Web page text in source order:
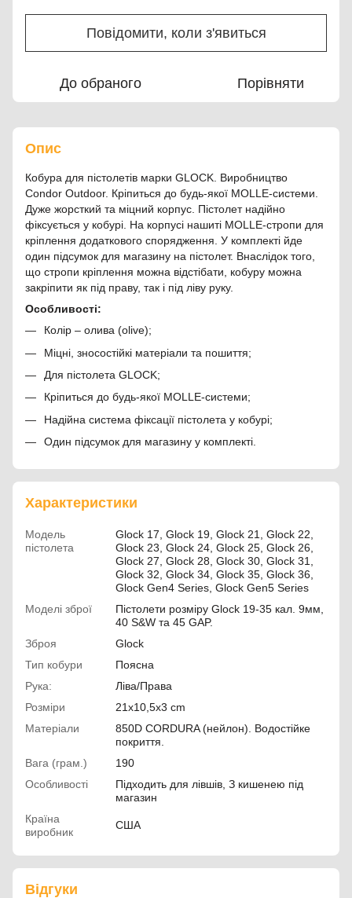
Повідомити, коли з'явиться
До обраного Порівняти
Опис
Кобура для пістолетів марки GLOCK. Виробництво
Condor Outdoor. Кріпиться до будь-якої MOLLE-системи.
Дуже жорсткий та міцний корпус. Пістолет надійно
фіксується у кобурі. На корпусі нашиті MOLLE-стропи для
кріплення додаткового спорядження. У комплекті йде
один підсумок для магазину на пістолет. Внаслідок того,
що стропи кріплення можна відстібати, кобуру можна
закріпити як під праву, так і під ліву руку.
Особливості:
Колір – олива (olive);
Міцні, зносостійкі матеріали та пошиття;
Для пістолета GLOCK;
Кріпиться до будь-якої MOLLE-системи;
Надійна система фіксації пістолета у кобурі;
Один підсумок для магазину у комплекті.
Характеристики
Модель
пістолета
Glock 17, Glock 19, Glock 21, Glock 22,
Glock 23, Glock 24, Glock 25, Glock 26,
Glock 27, Glock 28, Glock 30, Glock 31,
Glock 32, Glock 34, Glock 35, Glock 36,
Glock Gen4 Series, Glock Gen5 Series
Моделі зброї
Пістолети розміру Glock 19-35 кал. 9мм,
40 S&W та 45 GAP.
Зброя
Glock
Тип кобури
Поясна
Рука:
Ліва/Права
Розміри
21x10,5x3 cm
Матеріали
850D CORDURA (нейлон). Водостійке
покриття.
Вага (грам.)
190
Особливості
Підходить для лівшів, З кишенею під
магазин
Країна
виробник
США
Відгуки